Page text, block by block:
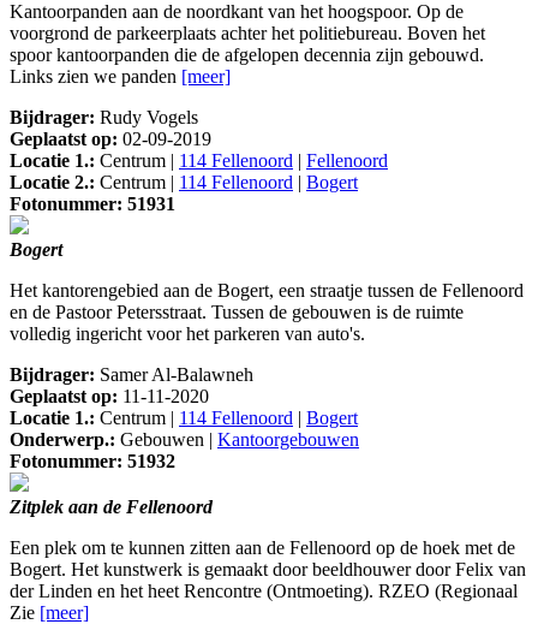
Kantoorpanden aan de noordkant van het hoogspoor. Op de
voorgrond de parkeerplaats achter het politiebureau. Boven het
spoor kantoorpanden die de afgelopen decennia zijn gebouwd.
Links zien we panden [meer]
Bijdrager: Rudy Vogels
Geplaatst op: 02-09-2019
Locatie 1.: Centrum | 114 Fellenoord | Fellenoord
Locatie 2.: Centrum | 114 Fellenoord | Bogert
Fotonummer: 51931
Bogert
Het kantorengebied aan de Bogert, een straatje tussen de Fellenoord
en de Pastoor Petersstraat. Tussen de gebouwen is de ruimte
volledig ingericht voor het parkeren van auto's.
Bijdrager: Samer Al-Balawneh
Geplaatst op: 11-11-2020
Locatie 1.: Centrum | 114 Fellenoord | Bogert
Onderwerp.: Gebouwen | Kantoorgebouwen
Fotonummer: 51932
Zitplek aan de Fellenoord
Een plek om te kunnen zitten aan de Fellenoord op de hoek met de
Bogert. Het kunstwerk is gemaakt door beeldhouwer door Felix van
der Linden en het heet Rencontre (Ontmoeting). RZEO (Regionaal
Zie [meer]